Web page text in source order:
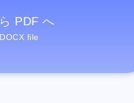
PDF へ
file